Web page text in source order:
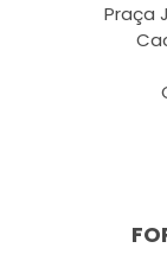
Praça